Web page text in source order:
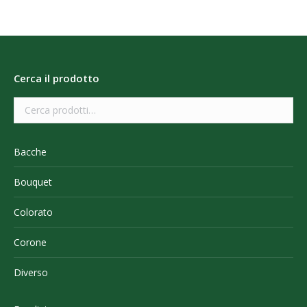
Cerca il prodotto
Bacche
Bouquet
Colorato
Corone
Diverso